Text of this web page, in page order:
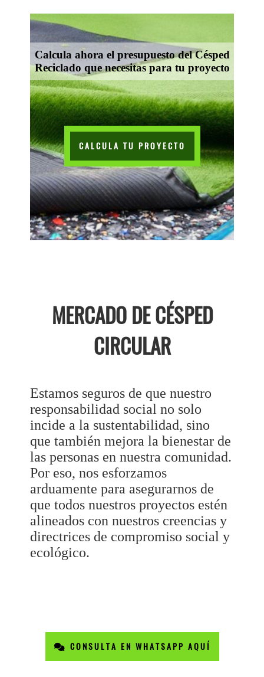
Calcula ahora el presupuesto del Césped
Reciclado que necesitas para tu proyecto
CALCULA TU PROYECTO
MERCADO DE CÉSPED
CIRCULAR
Estamos seguros de que nuestro
responsabilidad social no solo
incide a la sustentabilidad, sino
que también mejora la bienestar de
las personas en nuestra comunidad.
Por eso, nos esforzamos
arduamente para asegurarnos de
que todos nuestros proyectos estén
alineados con nuestros creencias y
directrices de compromiso social y
ecológico.
CONSULTA EN WHATSAPP AQUÍ